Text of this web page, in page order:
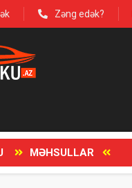
Zəng edək?
MƏHSULLAR